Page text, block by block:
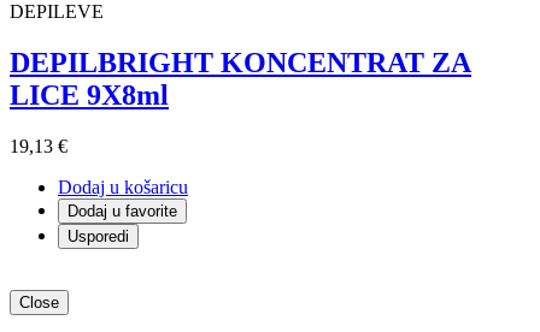
DEPILEVE
DEPILBRIGHT KONCENTRAT ZA
LICE 9X8ml
19,13 €
Dodaj u košaricu
Dodaj u favorite
Usporedi
Close